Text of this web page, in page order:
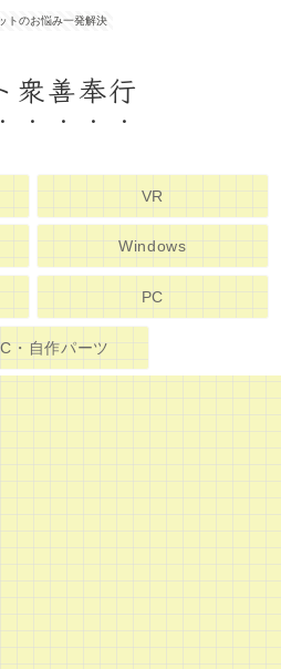
トのお悩み一発解決
衆善奉行
VR
Windows
PC
・自作パーツ